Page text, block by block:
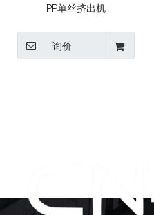
PP单丝挤出机
询价